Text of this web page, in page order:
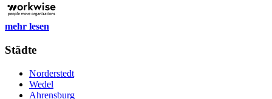
mehr lesen
Städte
Norderstedt
Wedel
Ahrensburg